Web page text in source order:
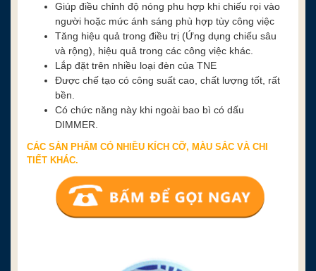
Giúp điều chỉnh độ nóng phu hợp khi chiếu rọi vào
người hoặc mức ánh sáng phù hợp tùy công việc
Tăng hiệu quả trong điều trị (Ứng dụng chiếu sâu
và rộng), hiệu quả trong các công việc khác.
Lắp đặt trên nhiều loại đèn của TNE
Được chế tạo có công suất cao, chất lượng tốt, rất
bền.
Có chức năng này khi ngoài bao bì có dấu
DIMMER.
CÁC SẢN PHẨM CÓ NHIỀU KÍCH CỠ, MÀU SẮC VÀ CHI
TIẾT KHÁC.